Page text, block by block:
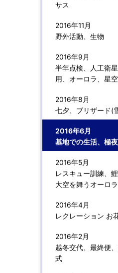
サス
2016年11月
野外活動、生物
2016年9月
半年点検、人工衛
用、オーロラ、星空
2016年8月
七夕、ブリザード(
2016年6月
基地での生活、極
2016年5月
レスキュー訓練、鯉
大空を舞うオーロラ
2016年4月
レクレーション お
2016年2月
越冬交代、最終便
式